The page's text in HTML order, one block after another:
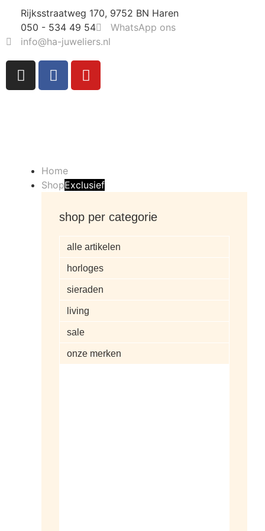
Rijksstraatweg 170, 9752 BN Haren
050 - 534 49 54
WhatsApp ons
info@ha-juweliers.nl
Home
ShopExclusief
shop per categorie
alle artikelen
horloges
sieraden
living
sale
onze merken